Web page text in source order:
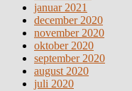
januar 2021
december 2020
november 2020
oktober 2020
september 2020
august 2020
juli 2020